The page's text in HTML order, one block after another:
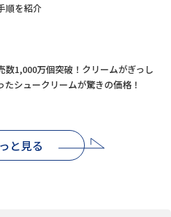
順を紹介
数1,000万個突破！クリームがぎっし
たシュークリームが驚きの価格！
と見る